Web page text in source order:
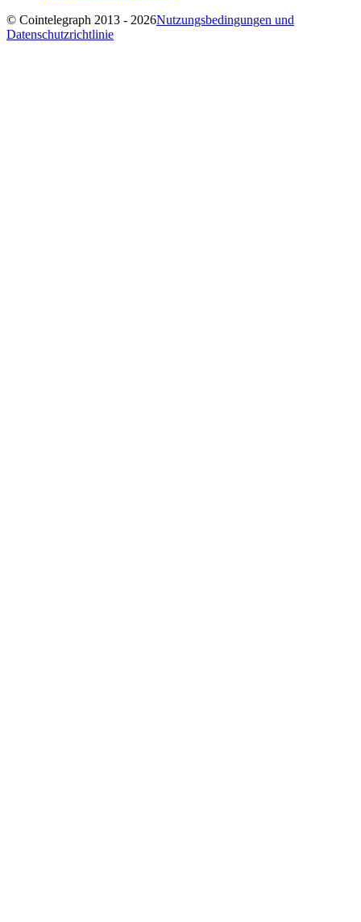
© Cointelegraph 2013 - 2026Nutzungsbedingungen und
Datenschutzrichtlinie